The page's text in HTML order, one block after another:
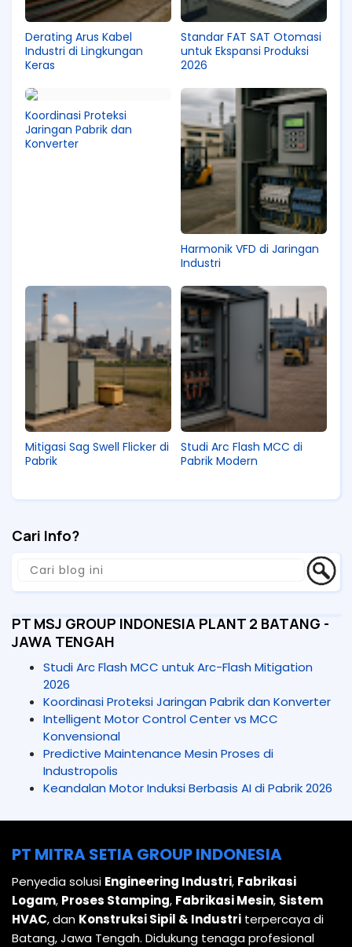
Derating Arus Kabel
Industri di Lingkungan
Keras
Standar FAT SAT Otomasi
untuk Ekspansi Produksi
2026
Koordinasi Proteksi
Jaringan Pabrik dan
Konverter
Harmonik VFD di Jaringan
Industri
Mitigasi Sag Swell Flicker di
Pabrik
Studi Arc Flash MCC di
Pabrik Modern
Cari Info?
PT MSJ GROUP INDONESIA PLANT 2 BATANG -
JAWA TENGAH
Studi Arc Flash MCC untuk Arc-Flash Mitigation
2026
Koordinasi Proteksi Jaringan Pabrik dan Konverter
Intelligent Motor Control Center vs MCC
Konvensional
Predictive Maintenance Mesin Proses di
Industropolis
Keandalan Motor Induksi Berbasis AI di Pabrik 2026
PT MITRA SETIA GROUP INDONESIA
Penyedia solusi Engineering Industri, Fabrikasi
Logam, Proses Stamping, Fabrikasi Mesin, Sistem
HVAC, dan Konstruksi Sipil & Industri terpercaya di
Batang, Jawa Tengah. Didukung tenaga profesional